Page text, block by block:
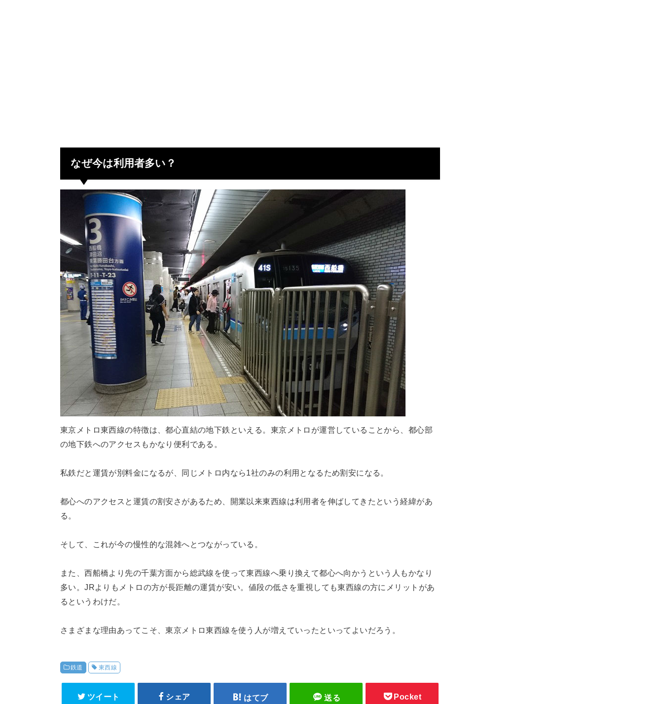
なぜ今は利用者多い？
東京メトロ東西線の特徴は、都心直結の地下鉄といえる。東京メトロが運営していることから、都心部
の地下鉄へのアクセスもかなり便利である。
私鉄だと運賃が別料金になるが、同じメトロ内なら1社のみの利用となるため割安になる。
都心へのアクセスと運賃の割安さがあるため、開業以来東西線は利用者を伸ばしてきたという経緯があ
る。
そして、これが今の慢性的な混雑へとつながっている。
また、西船橋より先の千葉方面から総武線を使って東西線へ乗り換えて都心へ向かうという人もかなり
多い。JRよりもメトロの方が長距離の運賃が安い。値段の低さを重視しても東西線の方にメリットがあ
るというわけだ。
さまざまな理由あってこそ、東京メトロ東西線を使う人が増えていったといってよいだろう。
鉄道 東西線
ツイート シェア はてブ 送る Pocket